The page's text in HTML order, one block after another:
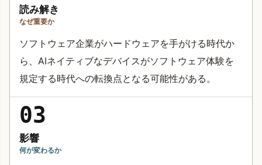
読み解き
なぜ重要か
ソフトウェア企業がハードウェアを手がける時代か
ら、AIネイティブなデバイスがソフトウェア体験を
規定する時代への転換点となる可能性がある。
03
影響
何が変わるか